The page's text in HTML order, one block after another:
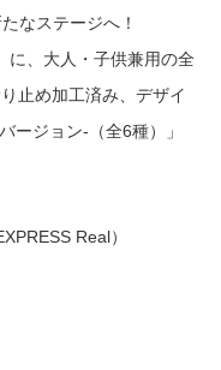
なステージへ！
に、大人・子供兼用の全
止め加工済み、デザイ
ージョン-（全6種）」
Real）